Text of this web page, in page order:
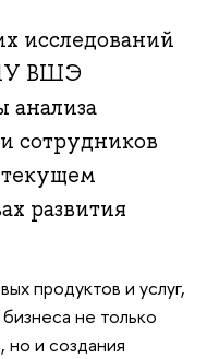
исследований
ВШЭ
анализа
сотрудников
развития
продуктов и услуг,
не только
и создания